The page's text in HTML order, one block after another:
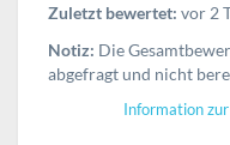
Zuletzt bewertet: vor 2
Notiz: Die
abgefragt und nicht
Information